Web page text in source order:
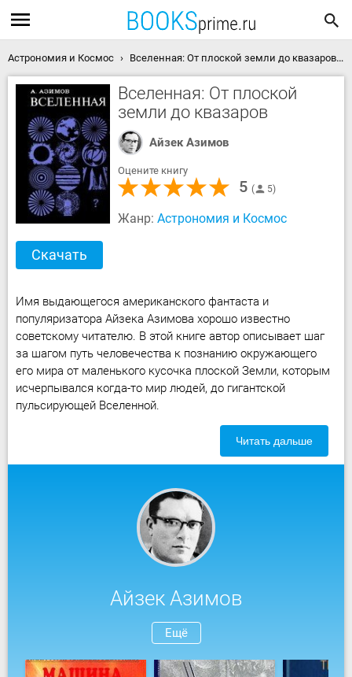
Астрономия и Космос Вселенная: От плоской земли до квазаров скачать книгу
Вселенная: От плоской
земли до квазаров
Айзек Азимов
Оцените книгу
5 5
Жанр: Астрономия и Космос
Скачать
Имя выдающегося американского фантаста и
популяризатора Айзека Азимова хорошо известно
советскому читателю. В этой книге автор описывает шаг
за шагом путь человечества к познанию окружающего
его мира от маленького кусочка плоской Земли, которым
исчерпывался когда-то мир людей, до гигантской
пульсирующей Вселенной.
Читать дальше
Айзек Азимов
Ещё